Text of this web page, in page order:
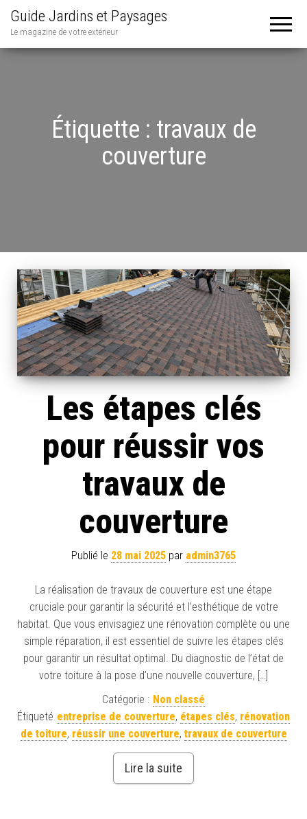
Guide Jardins et Paysages
Le magazine de votre extérieur
Étiquette : travaux de
couverture
Les étapes clés
pour réussir vos
travaux de
couverture
Publié le 28 mai 2025 par admin3765
La réalisation de travaux de couverture est une étape
cruciale pour garantir la sécurité et l’esthétique de votre
habitat. Que vous envisagiez une rénovation complète ou une
simple réparation, il est essentiel de suivre les étapes clés
pour garantir un résultat optimal. Du diagnostic de l’état de
votre toiture à la pose d’une nouvelle couverture, […]
Catégorie : Non classé
Étiqueté entreprise de couverture, étapes clés, rénovation
de toiture, réussir une couverture, travaux de couverture
Lire la suite